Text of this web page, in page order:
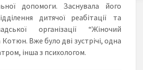
допомоги. Заснувала його
дитячої реабітації та
організації “Жіночий
Котюн. Вже було дві зустрічі, одна
інша з психологом.